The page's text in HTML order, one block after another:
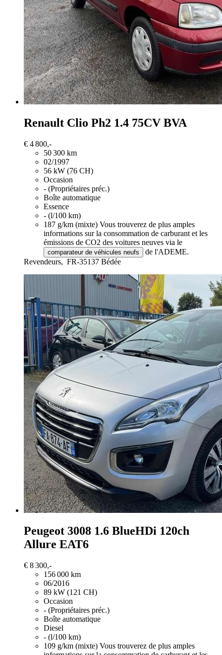
Renault Clio Ph2 1.4 75CV BVA
€ 4 800,-
50 300 km
02/1997
56 kW (76 CH)
Occasion
- (Propriétaires préc.)
Boîte automatique
Essence
- (l/100 km)
187 g/km (mixte) Vous trouverez de plus amples
informations sur la consommation de carburant et les
émissions de CO2 des voitures neuves via le
comparateur de véhicules neufs
de l'ADEME.
Revendeurs, FR-35137 Bédée
Peugeot 3008 1.6 BlueHDi 120ch
Allure EAT6
€ 8 300,-
156 000 km
06/2016
89 kW (121 CH)
Occasion
- (Propriétaires préc.)
Boîte automatique
Diesel
- (l/100 km)
109 g/km (mixte) Vous trouverez de plus amples